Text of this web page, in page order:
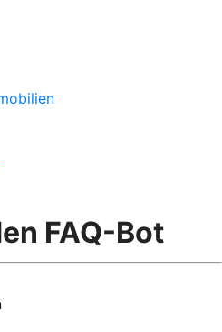
FAQ-Bot